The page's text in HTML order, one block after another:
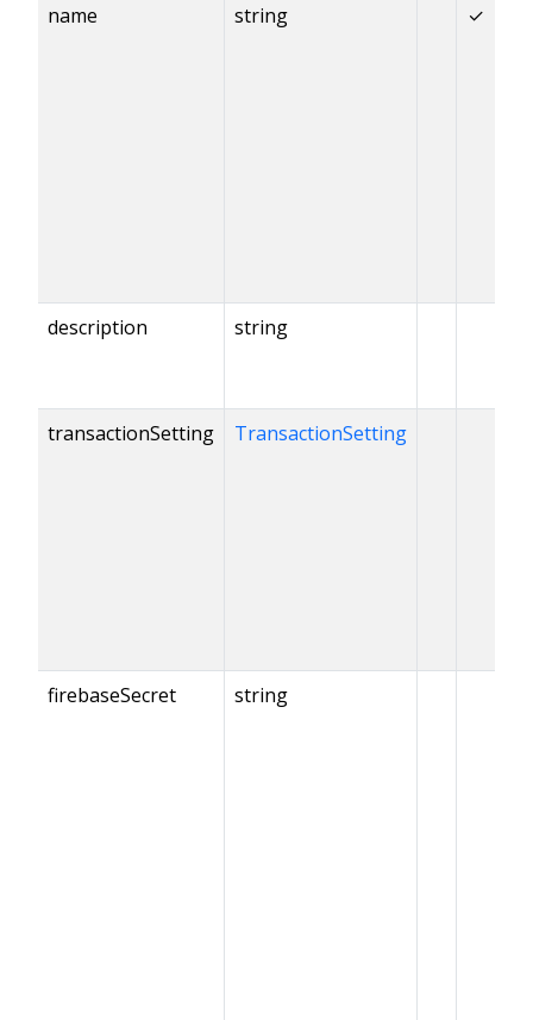
name
string ✓
description string
transactionSetting TransactionSetting
firebaseSecret string